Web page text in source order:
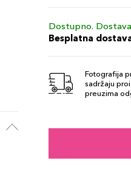
Dostupno.
Besplatna
Fotografija
sadržaju
preuzima